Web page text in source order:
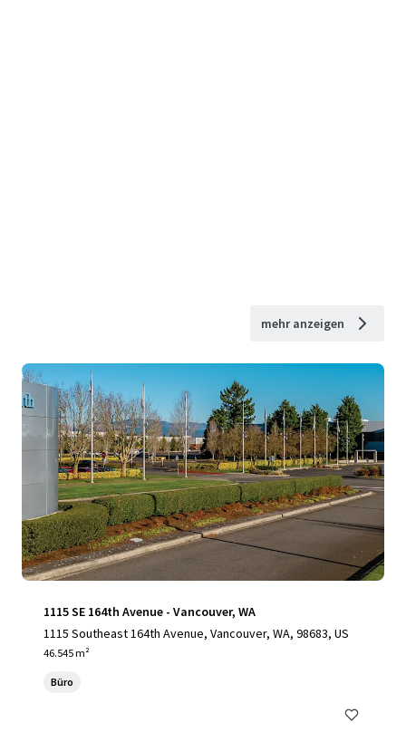
mehr anzeigen
1115 SE 164th Avenue - Vancouver, WA
1115 Southeast 164th Avenue, Vancouver, WA, 98683, US
46.545 m²
Büro